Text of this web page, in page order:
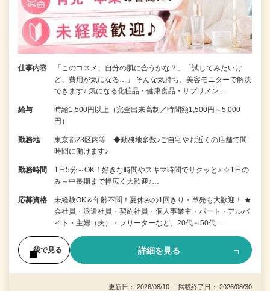
仕事内容
「このコスメ、自分の肌に合うかな？」「試してみたいけ
ど、費用が気になる…」 そんな気持ち、美容モニターで解決
できます♪ 気になる化粧品・健康食品・サプリメン…
給与
時給1,500円以上（完全出来高制／時間額1,500円～5,000
円）
勤務地
東京都23区内等 ◆勤務地多数♪ご自宅やお近くの店舗で間
時間に働けます♪
勤務時間
1日5分～OK！好きな時間やスキマ時間でサクッと♪ ☆1日の
み～中長期まで幅広く大歓迎♪…
応募資格
未経験OK＆年齢不問！夏休みの1回きり・単発も大歓迎！ ★
会社員・派遣社員・契約社員・個人事業主・パート・アルバ
イト・主婦（夫）・フリーターなど、20代～50代…
後で見る 詳細を見る
更新日： 2026/08/10 掲載終了日： 2026/08/30